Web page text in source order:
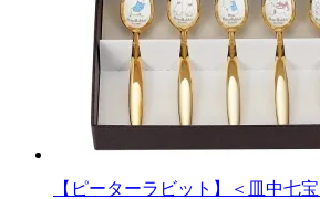
【ピーターラビット】＜皿中七